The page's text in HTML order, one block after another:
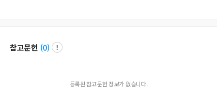
참고문헌 (0)
등록된 참고문헌 정보가 없습니다.